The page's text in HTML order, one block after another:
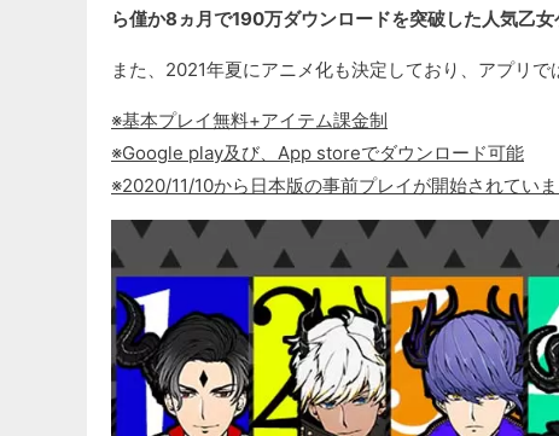
ら僅か8ヵ月で190万ダウンロードを突破した人気乙
また、2021年夏にアニメ化も決定しており、アプリ
※基本プレイ無料+アイテム課金制
※Google play及び、App storeでダウンロード可能
※2020/11/10から日本版の事前プレイが開始されてい